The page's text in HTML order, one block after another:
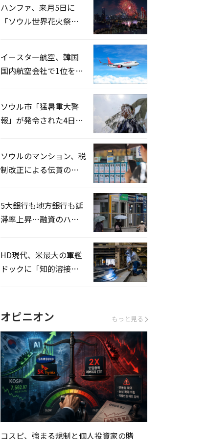
ハンファ、来月5日に
「ソウル世界花火祭り
イースター航空、韓国
国内航空会社で1位を記
ソウル市「猛暑重大警
報」が発令された4日、
ソウルのマンション、税
制改正による伝貰の月
5大銀行も地方銀行も延
滞率上昇…融資のハー
HD現代、米最大の軍艦
ドックに「知的溶接」
オピニオン もっと見る
コスピ、強まる規制と個人投資家の賭